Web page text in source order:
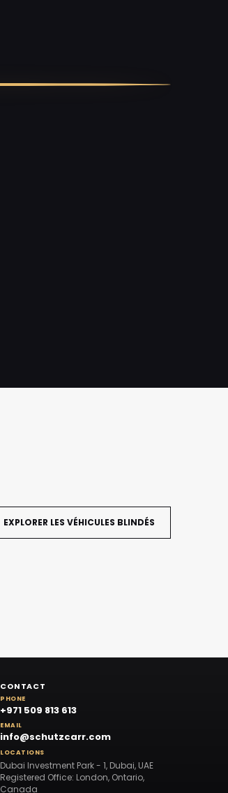
EXPLORER LES VÉHICULES BLINDÉS
CONTACT
PHONE
+971 509 813 613
EMAIL
info@schutzcarr.com
LOCATIONS
Dubai Investment Park - 1, Dubai, UAE
Registered Office: London, Ontario,
Canada